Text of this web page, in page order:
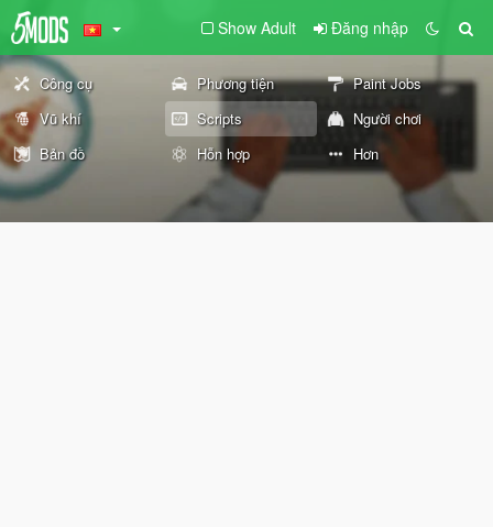
Show Adult Đăng nhập
Công cụ Phương tiện
Paint Jobs
Vũ khí
Scripts
Người chơi
Bản đồ
Hỗn hợp Hơn